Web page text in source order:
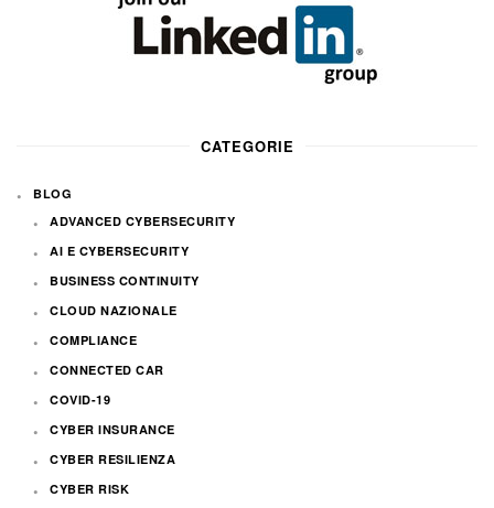
CATEGORIE
BLOG
ADVANCED CYBERSECURITY
AI E CYBERSECURITY
BUSINESS CONTINUITY
CLOUD NAZIONALE
COMPLIANCE
CONNECTED CAR
COVID-19
CYBER INSURANCE
CYBER RESILIENZA
CYBER RISK